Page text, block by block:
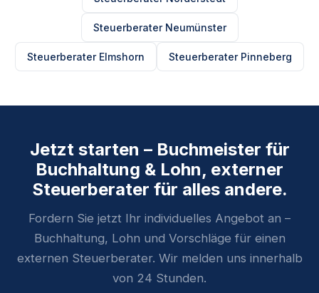
Steuerberater Neumünster
Steuerberater Elmshorn Steuerberater Pinneberg
Jetzt starten – Buchmeister für
Buchhaltung & Lohn, externer
Steuerberater für alles andere.
Fordern Sie jetzt Ihr individuelles Angebot an –
Buchhaltung, Lohn und Vorschläge für einen
externen Steuerberater. Wir melden uns innerhalb
von 24 Stunden.